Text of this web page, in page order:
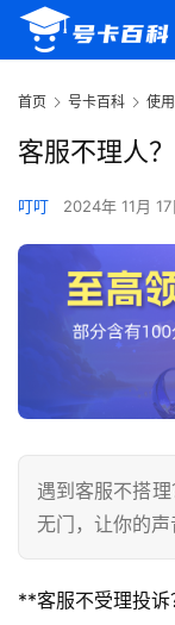
首页 号卡百科 使
客服不理人
叮叮 2024年 11月
遇到客服不搭
无门，让你的声
**客服不受理投